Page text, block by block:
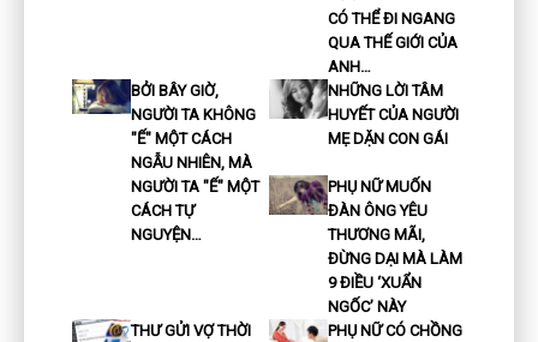
CÓ THỂ ĐI NGANG
QUA THẾ GIỚI CỦA
ANH…
BỞI BÂY GIỜ,
NGƯỜI TA KHÔNG
"Ế" MỘT CÁCH
NGẪU NHIÊN, MÀ
NGƯỜI TA "Ế" MỘT
CÁCH TỰ
NGUYỆN…
NHỮNG LỜI TÂM
HUYẾT CỦA NGƯỜI
MẸ DẶN CON GÁI
PHỤ NỮ MUỐN
ĐÀN ÔNG YÊU
THƯƠNG MÃI,
ĐỪNG DẠI MÀ LÀM
9 ĐIỀU ‘XUẨN
NGỐC’ NÀY
THƯ GỬI VỢ THỜI
PHỤ NỮ CÓ CHỒNG